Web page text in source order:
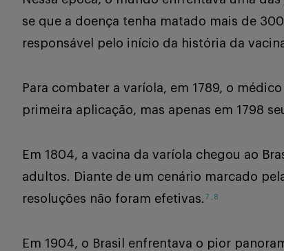
se que a doença tenha matado mais de
responsável pelo início da história da
Para combater a varíola, em 1789, o
primeira aplicação, mas apenas em 1798
Em 1804, a vacina da varíola chegou ao
adultos. Diante de um cenário marcado
resoluções não foram efetivas. 7 8
Em 1904, o Brasil enfrentava o pior